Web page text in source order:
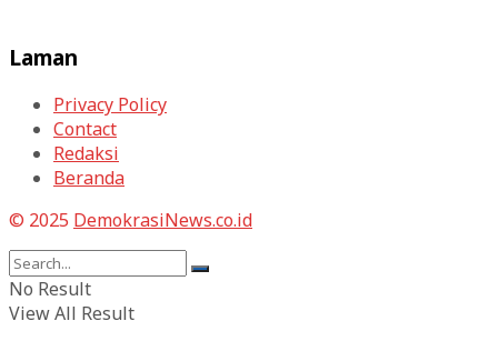
Laman
Privacy Policy
Contact
Redaksi
Beranda
© 2025 DemokrasiNews.co.id
No Result
View All Result